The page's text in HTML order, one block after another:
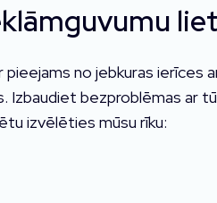
pieejams no jebkuras ierīces
Izbaudiet bezproblēmas ar
izvēlēties mūsu rīku: